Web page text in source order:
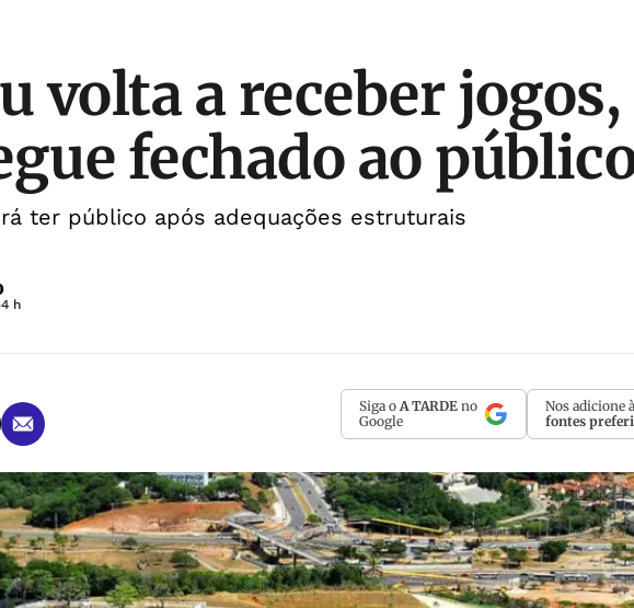
volta a receber jogos,
fechado ao
ter público após adequações estruturais
h
Siga o A TARDE no
Google
Nos adicione
fontes